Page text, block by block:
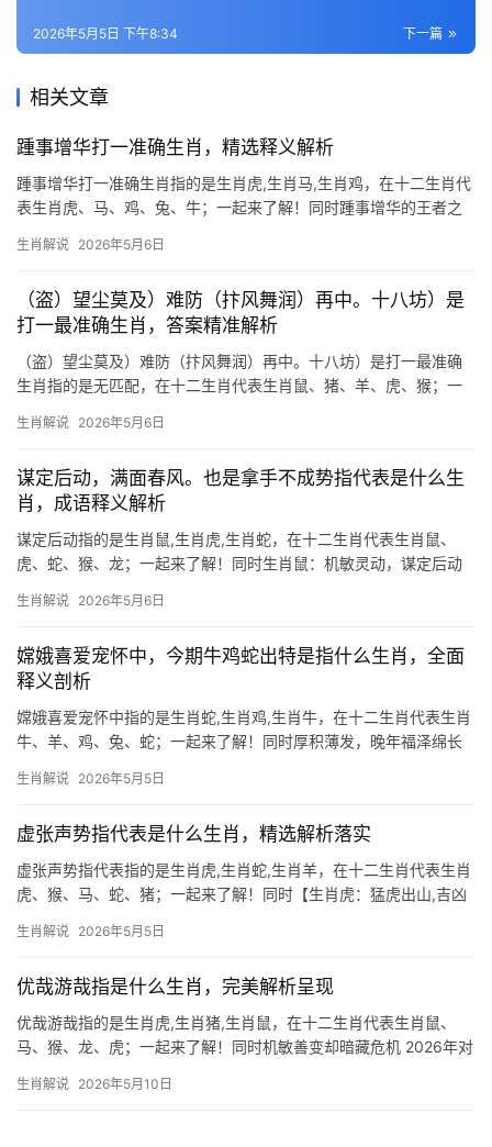
下一篇
2026年5月5日 下午8:34
相关文章
踵事增华打一准确生肖，精选释义解析
踵事增华打一准确生肖指的是生肖虎,生肖马,生肖鸡，在十二生肖代
表生肖虎、马、鸡、兔、牛；一起来了解！同时踵事增华的王者之
神的化身，虎为百兽之王，天生具备开拓与领导力，2024甲辰龙年
生肖解说 2026年5月6日
（盗）望尘莫及）难防（抃风舞润）再中。十八坊）是
打一最准确生肖，答案精准解析
（盗）望尘莫及）难防（抃风舞润）再中。十八坊）是打一最准确
生肖指的是无匹配，在十二生肖代表生肖鼠、猪、羊、虎、猴；一
太岁，盗财难防。”2024甲辰年，生肖鼠逢“天解”星照拂，虽有小耗
生肖解说 2026年5月6日
谋定后动，满面春风。也是拿手不成势指代表是什么生
肖，成语释义解析
谋定后动指的是生肖鼠,生肖虎,生肖蛇，在十二生肖代表生肖鼠、
虎、蛇、猴、龙；一起来了解！同时生肖鼠：机敏灵动，谋定后动
开”，寓意其突破困境的能力，2024甲辰年，生肖鼠与太岁三合，下
生肖解说 2026年5月6日
嫦娥喜爱宠怀中，今期牛鸡蛇出特是指什么生肖，全面
释义剖析
嫦娥喜爱宠怀中指的是生肖蛇,生肖鸡,生肖牛，在十二生肖代表生肖
牛、羊、鸡、兔、蛇；一起来了解！同时厚积薄发，晚年福泽绵长
步一个脚印，下半年运势呈现“吉凶并存”之态，事业上可能遭遇“项
生肖解说 2026年5月5日
虚张声势指代表是什么生肖，精选解析落实
虚张声势指代表指的是生肖虎,生肖蛇,生肖羊，在十二生肖代表生肖
虎、猴、马、蛇、猪；一起来了解！同时【生肖虎：猛虎出山,吉凶
却暗藏荆棘，事业上，29岁至51岁的虎人将迎来“先扬后抑”之局，
生肖解说 2026年5月5日
优哉游哉指是什么生肖，完美解析呈现
优哉游哉指的是生肖虎,生肖猪,生肖鼠，在十二生肖代表生肖鼠、
马、猴、龙、虎；一起来了解！同时机敏善变却暗藏危机 2026年对
中部分人有望获得突破性进展，尤其29岁至51岁者，若从事贸易、
生肖解说 2026年5月10日